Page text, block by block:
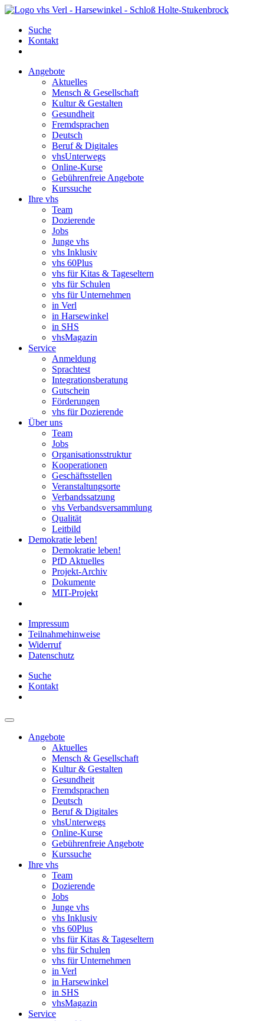
Suche
Kontakt
Angebote
Aktuelles
Mensch & Gesellschaft
Kultur & Gestalten
Gesundheit
Fremdsprachen
Deutsch
Beruf & Digitales
vhsUnterwegs
Online-Kurse
Gebührenfreie Angebote
Kurssuche
Ihre vhs
Team
Dozierende
Jobs
Junge vhs
vhs Inklusiv
vhs 60Plus
vhs für Kitas & Tageseltern
vhs für Schulen
vhs für Unternehmen
in Verl
in Harsewinkel
in SHS
vhsMagazin
Service
Anmeldung
Sprachtest
Integrationsberatung
Gutschein
Förderungen
vhs für Dozierende
Über uns
Team
Jobs
Organisationsstruktur
Kooperationen
Geschäftsstellen
Veranstaltungsorte
Verbandssatzung
vhs Verbandsversammlung
Qualität
Leitbild
Demokratie leben!
Demokratie leben!
PfD Aktuelles
Projekt-Archiv
Dokumente
MIT-Projekt
Impressum
Teilnahmehinweise
Widerruf
Datenschutz
Suche
Kontakt
Angebote
Aktuelles
Mensch & Gesellschaft
Kultur & Gestalten
Gesundheit
Fremdsprachen
Deutsch
Beruf & Digitales
vhsUnterwegs
Online-Kurse
Gebührenfreie Angebote
Kurssuche
Ihre vhs
Team
Dozierende
Jobs
Junge vhs
vhs Inklusiv
vhs 60Plus
vhs für Kitas & Tageseltern
vhs für Schulen
vhs für Unternehmen
in Verl
in Harsewinkel
in SHS
vhsMagazin
Service